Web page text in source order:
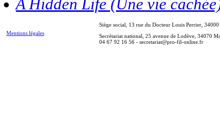
A Hidden Life (Une vie
Mentions légales
Siège social, 13 rue du Docteur Louis Perrier,
Secrétariat national, 25 avenue de Lodève, 34070
04 67 92 16 56 - secretariat@pro-fil-online.fr